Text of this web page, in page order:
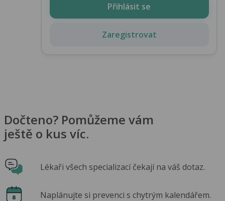
Přihlásit se
Zaregistrovat
Dočteno? Pomůžeme vám
ještě o kus víc.
Lékaři všech specializací čekají na váš dotaz.
Naplánujte si prevenci s chytrým kalendářem.